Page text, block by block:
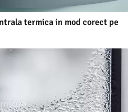
termica in mod corect pe